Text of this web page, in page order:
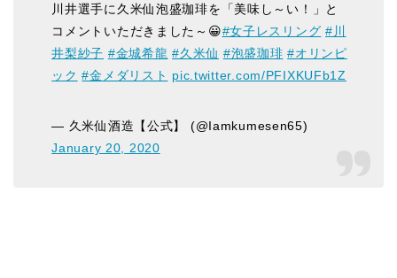
川井選手に久米仙泡盛珈琲を「美味し～い！」と
コメントいただきました～😀#女子レスリング #川
井梨紗子 #金城希龍 #久米仙 #泡盛珈琲 #オリンピ
ック #金メダリスト pic.twitter.com/PFIXKUFb1Z
— 久米仙酒造【公式】 (@Iamkumesen65)
January 20, 2020